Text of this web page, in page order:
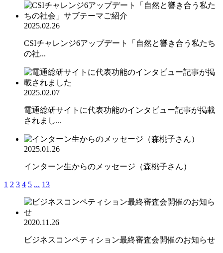
2025.02.26
CSIチャレンジ6アップデート「自然と響き合う私たち
の社...
2025.02.07
電通総研サイトに代表功能のインタビュー記事が掲載
されまし...
2025.01.26
インターン生からのメッセージ（森桃子さん）
1 2 3 4 5 ... 13
2020.11.26
ビジネスコンペティション最終審査会開催のお知らせ